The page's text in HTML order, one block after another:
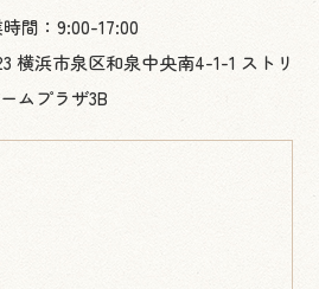
間：9:00-17:00
横浜市泉区和泉中央南4-1-1 ストリ
ームプラザ3B